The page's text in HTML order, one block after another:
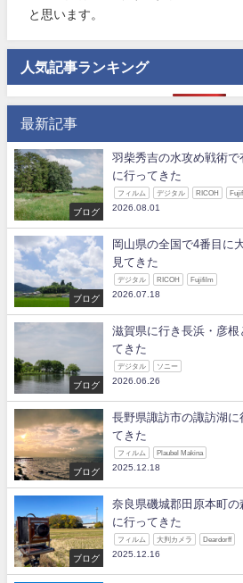
と思います。
人気記事ランキング
最新記事
ブログ
羽柴秀吉の水攻め戦術
に行ってきた
フィルム デジタル RICOH
2026.08.01
ブログ
岡山県の全国で4番目に
見てきた
デジタル RICOH Fujifilm
2026.07.18
ブログ
滋賀県に行き長浜・彦
てきた
デジタル ソニー
2026.06.26
ブログ
長野県諏訪市の諏訪湖
てきた
フィルム Plaubel Makina
2025.12.18
ブログ
奈良県磯城郡田原本町
に行ってきた
フィルム 大判カメラ Deardorff
2025.12.16